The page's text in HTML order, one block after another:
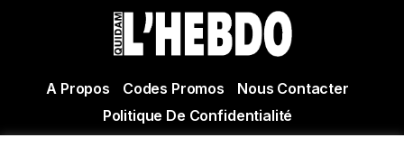
A Propos Codes Promos
Nous Contacter
Politique De Confidentialité